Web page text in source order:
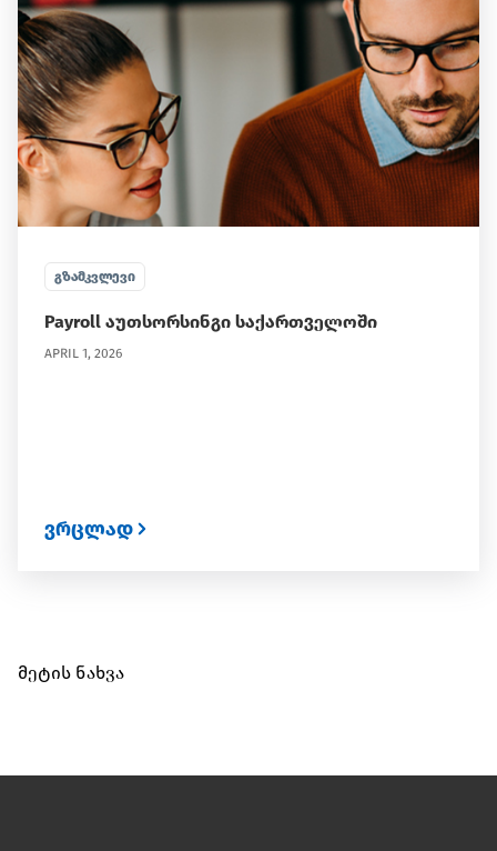
ᲒᲖᲐᲛᲙᲕᲚᲔᲕᲘ
Payroll აუთსორსინგი საქართველოში
APRIL 1, 2026
ვრცლად
მეტის ნახვა